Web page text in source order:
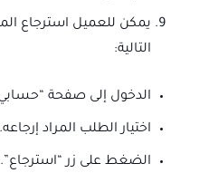
يمكن للعميل استرجاع
التالية:
الدخول إلى صفحة
اختيار الطلب المراد إرجاعه.
الضغط على زر “استرجاع”.